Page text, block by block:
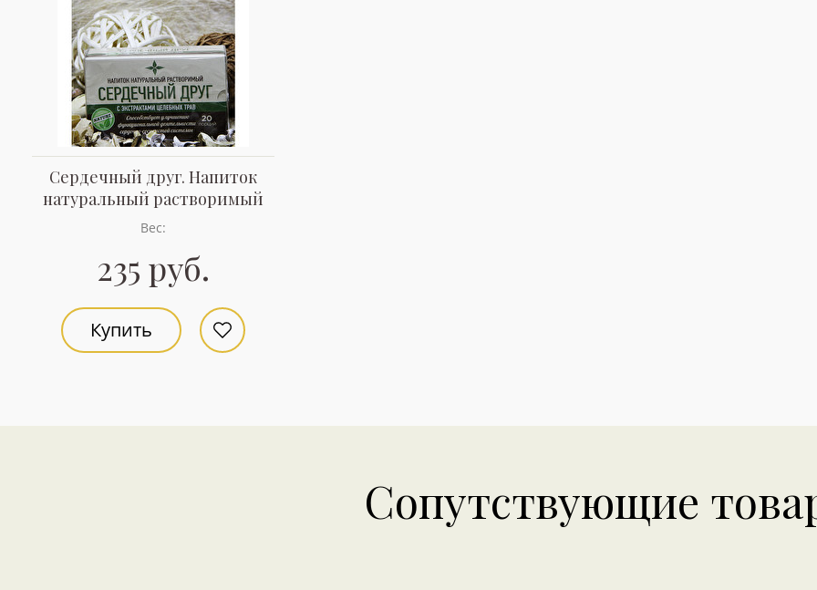
Сердечный друг. Напиток
натуральный растворимый
Вес:
235 руб.
Купить
Сопутствующие